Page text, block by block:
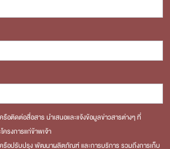
รือติดต่อสื่อสาร นำเสนอและแจ้งข้อมูลข่าวสารต่างๆ ที่
รงการแก่ข้าพเจ้า
ครือปรับปรุง พัฒนาผลิตภัณฑ์ และการบริการ รวมถึงการเก็บ